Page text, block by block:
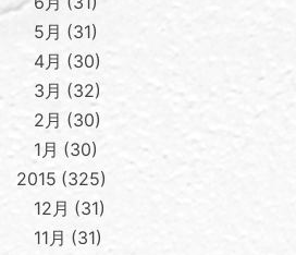
5月
31
4月
30
3月
32
2月
30
1月
30
2015 325
12月
31
11月
31